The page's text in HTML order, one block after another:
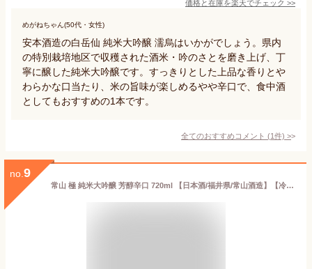
価格と在庫を楽天でチェック >>
めがねちゃん(50代・女性)
安本酒造の白岳仙 純米大吟醸 濡烏はいかがでしょう。県内
の特別栽培地区で収穫された酒米・吟のさとを磨き上げ、丁
寧に醸した純米大吟醸です。すっきりとした上品な香りとや
わらかな口当たり、米の旨味が楽しめるやや辛口で、食中酒
としてもおすすめの1本です。
全てのおすすめコメント (1件) >
no. 9
常山 極 純米大吟醸 芳醇辛口 720ml 【日本酒/福井県/常山酒造】【冷蔵推奨】